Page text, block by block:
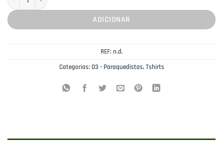
ADICIONAR
REF: n.d.
Categorias: 03 - Paraquedistas, Tshirts